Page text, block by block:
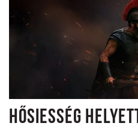
HŐSIESSÉG